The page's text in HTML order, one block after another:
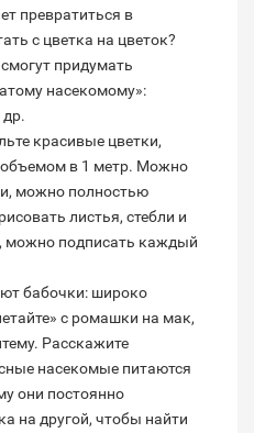
превратиться в
с цветка на цветок?
придумать
насекомому»:
др.
красивые цветки,
объемом в 1 метр. Можно
можно полностью
листья, стебли и
можно подписать каждый
бабочки: широко
с ромашки на мак,
Расскажите
насекомые питаются
они постоянно
на другой, чтобы найти